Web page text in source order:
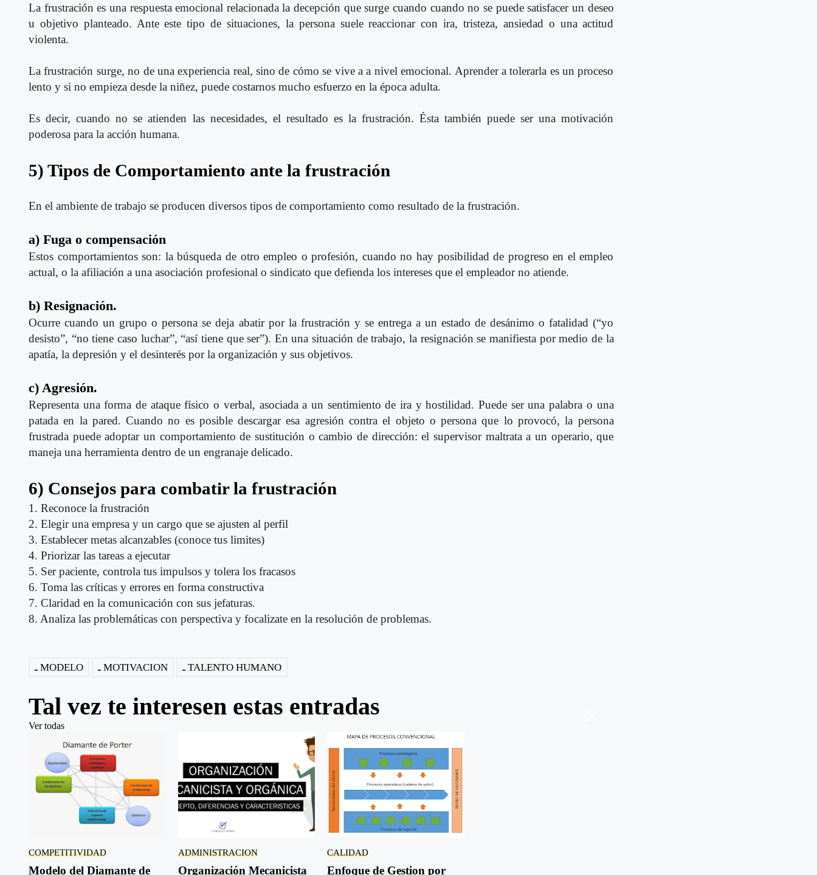
La frustración es una respuesta emocional relacionada la decepción que surge cuando cuando no se puede satisfacer un deseo
u objetivo planteado. Ante este tipo de situaciones, la persona suele reaccionar con ira, tristeza, ansiedad o una actitud
violenta.
La frustración surge, no de una experiencia real, sino de cómo se vive a a nivel emocional. Aprender a tolerarla es un proceso
lento y si no empieza desde la niñez, puede costarnos mucho esfuerzo en la época adulta.
Es decir, cuando no se atienden las necesidades, el resultado es la frustración. Ésta también puede ser una motivación
poderosa para la acción humana.
5) Tipos de Comportamiento ante la frustración
En el ambiente de trabajo se producen diversos tipos de comportamiento como resultado de la frustración.
a) Fuga o compensación
Estos comportamientos son: la búsqueda de otro empleo o profesión, cuando no hay posibilidad de progreso en el empleo
actual, o la afiliación a una asociación profesional o sindicato que defienda los intereses que el empleador no atiende.
b) Resignación.
Ocurre cuando un grupo o persona se deja abatir por la frustración y se entrega a un estado de desánimo o fatalidad (“yo
desisto”, “no tiene caso luchar”, “así tiene que ser”). En una situación de trabajo, la resignación se manifiesta por medio de la
apatía, la depresión y el desinterés por la organización y sus objetivos.
c) Agresión.
Representa una forma de ataque físico o verbal, asociada a un sentimiento de ira y hostilidad. Puede ser una palabra o una
patada en la pared. Cuando no es posible descargar esa agresión contra el objeto o persona que lo provocó, la persona
frustrada puede adoptar un comportamiento de sustitución o cambio de dirección: el supervisor maltrata a un operario, que
maneja una herramienta dentro de un engranaje delicado.
6) Consejos para combatir la frustración
1. Reconoce la frustración
2. Elegir una empresa y un cargo que se ajusten al perfil
3. Establecer metas alcanzables (conoce tus limites)
4. Priorizar las tareas a ejecutar
5. Ser paciente, controla tus impulsos y tolera los fracasos
6. Toma las críticas y errores en forma constructiva
7. Claridad en la comunicación con sus jefaturas.
8. Analiza las problemáticas con perspectiva y focalizate en la resolución de problemas.
MODELO MOTIVACION TALENTO HUMANO
Tal vez te interesen estas entradas
Ver todas
COMPETITIVIDAD
Modelo del Diamante de
ADMINISTRACION
Organización Mecanicista
CALIDAD
Enfoque de Gestion por